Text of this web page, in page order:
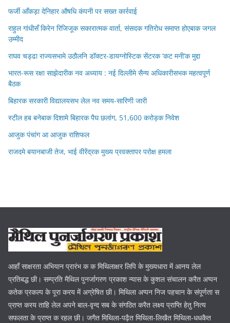
फर्जी आँकड़ा देनिहार औषधि कंपनी पर सख्त कार्रवाई
राहुल गांधीसँ किरेन रिजिजूक सकारात्मक वार्ता, संसदक गतिरोध समाप्त होएबाक जगल
उम्मीद
राघव चड्ढा राज्यसभामे उठौलनि डॉक्टर-डायग्नोस्टिक सेंटरक ‘कट मनी’क मुद्दा
भारत-रूस रक्षा साझेदारीक नव अध्याय : नई दिल्लीमे सैन्य अधिकारीसभक महत्वपूर्ण
बैठक
बिहारक सरकारी विद्यालयसभ लेल नव समय-सारिणी जारी
स्टील हब बनेबाक दिशामे बिहारक पैघ छलांग, 51,600 करोड़क निवेश
आजुक पंचांग आ आजुक राशिफल
राजदमे बयानबाजी तेज, भाई वीरेंद्रक मुख्य प्रवक्तापर परोक्ष हमला
आहाँ साक्षरता अभियान प्रारंभ क क मिथिलाक्षर लिपि के मुख्यधारा में आनय लेल
प्रतिबद्ध छी। सम्प्रति मैथिल पुनर्जागरण प्रकाश न्यास के कुशल संचालन करैत अप्पन
कतेक प्रकल्प के पूरा करय में अग्रेषित छी। मिथिला अप्पन निज पहचान के संपूर्णता स
प्राप्त करय ताहि लेल अपने बाल-वृन्द सब के संगठित करैत लक्ष्य प्राप्ति हेतु नित्य
सफलता के प्राप्त क रहल छी। जगैत मिथिला-पढ़ैत मिथिला-लिखैत मिथिला-धधकैत